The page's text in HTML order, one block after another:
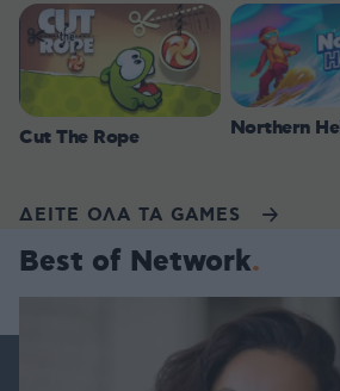
Cut The Rope Northern
ΔΕΙΤΕ ΟΛΑ ΤΑ GAMES
Best of Network